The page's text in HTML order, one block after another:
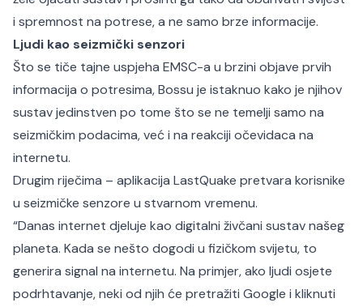
i spremnost na potrese, a ne samo brze informacije.
Ljudi kao seizmički senzori
Što se tiče tajne uspjeha EMSC-a u brzini objave prvih
informacija o potresima, Bossu je istaknuo kako je njihov
sustav jedinstven po tome što se ne temelji samo na
seizmičkim podacima, već i na reakciji očevidaca na
internetu.
Drugim riječima – aplikacija LastQuake pretvara korisnike
u seizmičke senzore u stvarnom vremenu.
“Danas internet djeluje kao digitalni živčani sustav našeg
planeta. Kada se nešto dogodi u fizičkom svijetu, to
generira signal na internetu. Na primjer, ako ljudi osjete
podrhtavanje, neki od njih će pretražiti Google i kliknuti